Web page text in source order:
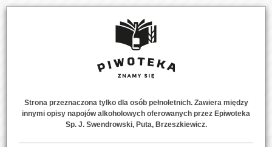
MENU 0
Strona przeznaczona tylko dla osób pełnoletnich. Zawiera między
innymi opisy napojów alkoholowych oferowanych przez Epiwoteka
Sp. J. Swendrowski, Puta, Brzeszkiewicz.